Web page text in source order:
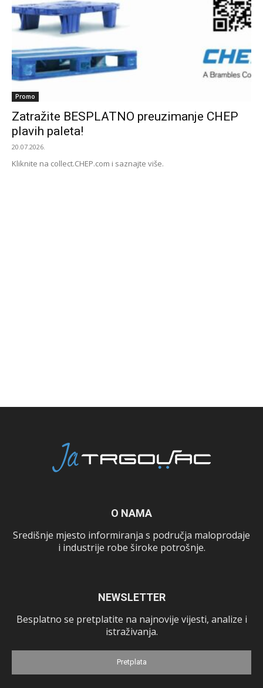
Promo
Zatražite BESPLATNO preuzimanje CHEP
plavih paleta!
20.07.2026.
Kliknite na collect.CHEP.com i saznajte više.
O NAMA
Središnje mjesto informiranja s područja maloprodaje
i industrije robe široke potrošnje.
NEWSLETTER
Besplatno se pretplatite na najnovije vijesti, analize i
istraživanja.
Pretplata